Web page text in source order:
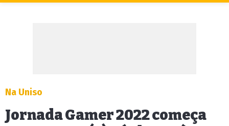
Na Uniso
Jornada Gamer 2022 começa